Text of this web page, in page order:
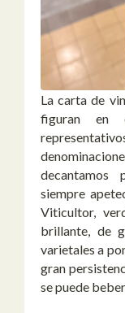
La carta de
figuran en
siempre
Viticultor,
brillante, de
varietales a
gran
se puede